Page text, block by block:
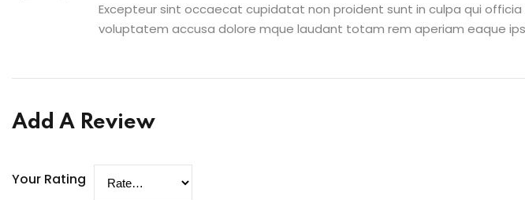
Excepteur sint occaecat cupidatat non proident sunt in culpa qui
voluptatem accusa dolore mque laudant totam rem aperiam eaque
Add A Review
Your Rating